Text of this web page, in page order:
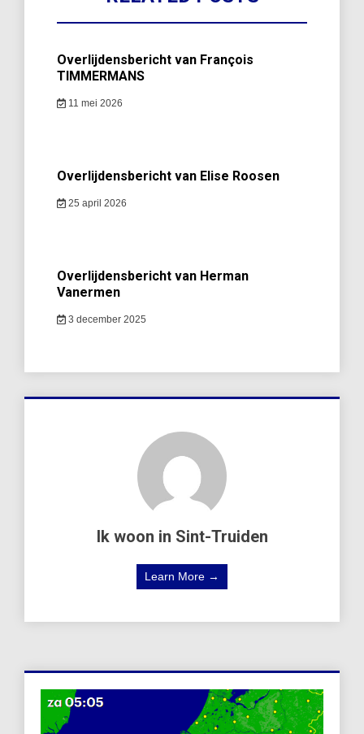
Overlijdensbericht van François
TIMMERMANS
11 mei 2026
Overlijdensbericht van Elise Roosen
25 april 2026
Overlijdensbericht van Herman
Vanermen
3 december 2025
Ik woon in Sint-Truiden
Learn More →